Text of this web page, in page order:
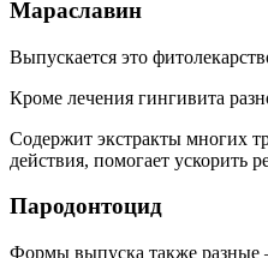
Мараславин
Выпускается это
Кроме лечения гингивита
Содержит экстракты многих
действия, помогает ускорить
Пародонтоцид
Формы выпуска также разные